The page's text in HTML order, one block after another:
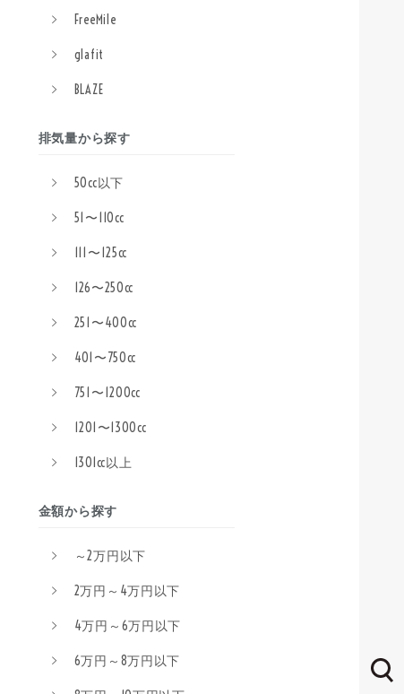
FreeMile
glafit
BLAZE
排気量から探す
50cc以下
51〜110cc
111〜125cc
126〜250cc
251〜400cc
401〜750cc
751〜1200cc
1201〜1300cc
1301cc以上
金額から探す
～2万円以下
2万円～4万円以下
4万円～6万円以下
6万円～8万円以下